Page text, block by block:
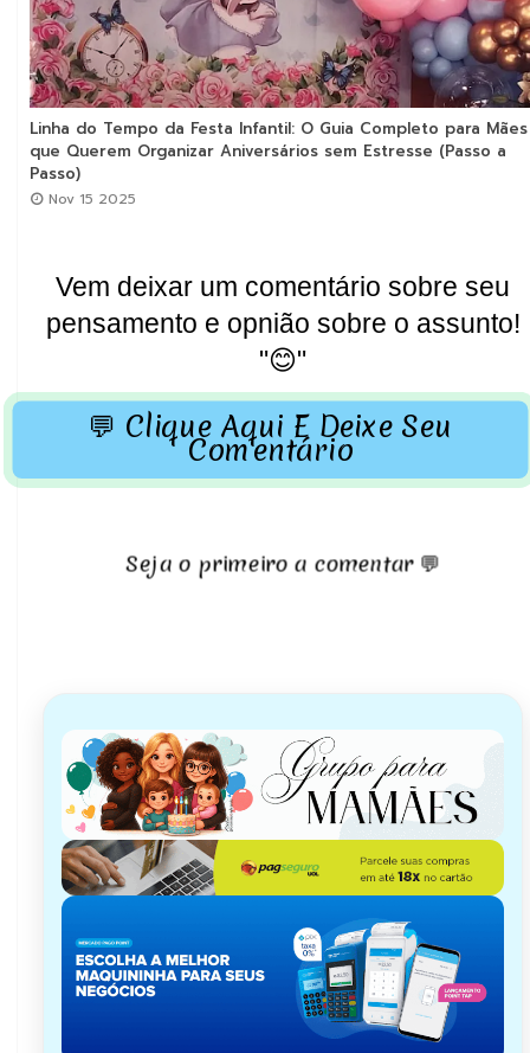
  
Linha do Tempo da Festa Infantil: O Guia Completo para Mães
que Querem Organizar Aniversários sem Estresse (Passo a
Passo)
Nov 15 2025
Vem deixar um comentário sobre seu
pensamento e opnião sobre o assunto!
"😊"
💬 Clique Aqui E Deixe Seu
Comentário
Seja o primeiro a comentar 💬